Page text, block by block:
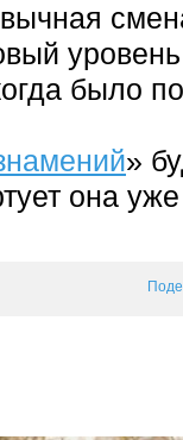
было
»
она